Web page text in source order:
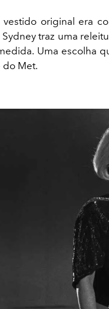
vestido original era
traz uma
Uma escolha
do Met.